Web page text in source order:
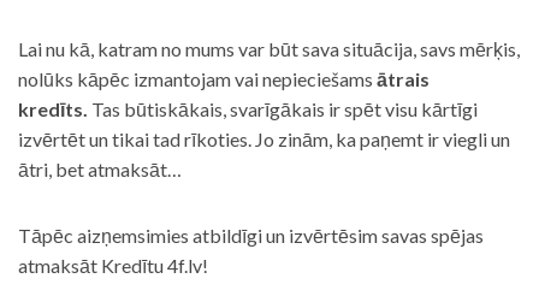
Lai nu kā, katram no mums var būt sava situācija, savs mērķis,
nolūks kāpēc izmantojam vai nepieciešams ātrais
kredīts. Tas būtiskākais, svarīgākais ir spēt visu kārtīgi
izvērtēt un tikai tad rīkoties. Jo zinām, ka paņemt ir viegli un
ātri, bet atmaksāt…
Tāpēc aizņemsimies atbildīgi un izvērtēsim savas spējas
atmaksāt Kredītu 4f.lv!